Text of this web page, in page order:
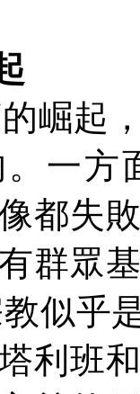
崛起
一方
都失
群眾
似乎
利班